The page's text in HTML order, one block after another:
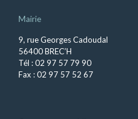
Mairie
9, rue Georges Cadoudal
56400 BREC’H
Tél : 02 97 57 79 90
Fax : 02 97 57 52 67